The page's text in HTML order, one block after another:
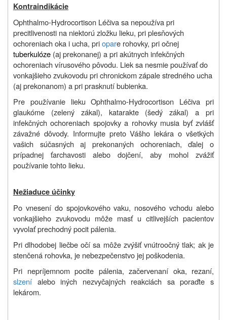
Kontraindikácie
Ophthalmo-Hydrocortison Léčiva sa nepoužíva pri
precitlivenosti na niektorú zložku lieku, pri plesňových
ochoreniach oka i ucha, priopare rohovky, pri očnej
tuberkulóze (aj prekonanej) a pri akútnych infekčných
ochoreniach vírusového pôvodu. Liek sa nesmie používať do
vonkajšieho zvukovodu pri chronickom zápale stredného ucha
(aj prekonanom) a pri prasknutí bubienka.
Pre používanie lieku Ophthalmo-Hydrocortison Léčiva pri
glaukóme (zelený zákal), katarakte (šedý zákal) a pri
infekčných ochoreniach spojovky a rohovky musia byť zvlášť
závažné dôvody. Informujte preto Vášho lekára o všetkých
vašich súčasných aj prekonaných ochoreniach, ďalej o
prípadnej ťarchavosti alebo dojčení, aby mohol zvážiť
používanie tohto lieku.
Nežiaduce účinky
Po vnesení do spojovkového vaku, nosového vchodu alebo
vonkajšieho zvukovodu môže masť u citlivejších pacientov
vyvolať prechodný pocit pálenia.
Pri dlhodobej liečbe očí sa môže zvýšiť vnútroočný tlak; ak je
stenčená rohovka, je nebezpečenstvo jej poškodenia.
Pri nepríjemnom pocite pálenia, začervenaní oka, rezaní,
slzeníalebo iných nezvyčajných reakciách sa poraďte s
lekárom.